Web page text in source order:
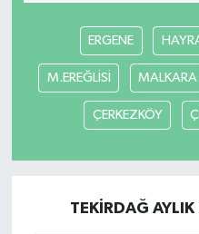
ERGENE
M.EREĞLİSİ MALKARA
ÇERKEZKÖY
TEKİRDAĞ